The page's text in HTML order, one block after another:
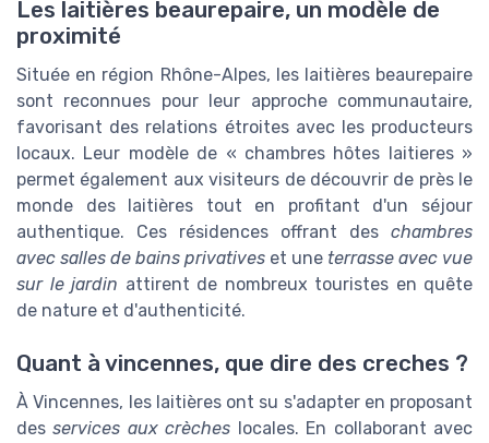
Les laitières beaurepaire, un modèle de
proximité
Située en région Rhône-Alpes, les laitières beaurepaire
sont reconnues pour leur approche communautaire,
favorisant des relations étroites avec les producteurs
locaux. Leur modèle de « chambres hôtes laitieres »
permet également aux visiteurs de découvrir de près le
monde des laitières tout en profitant d'un séjour
authentique. Ces résidences offrant des chambres
avec salles de bains privatives et une terrasse avec vue
sur le jardin attirent de nombreux touristes en quête
de nature et d'authenticité.
Quant à vincennes, que dire des creches ?
À Vincennes, les laitières ont su s'adapter en proposant
desservices aux crèches locales. En collaborant avec